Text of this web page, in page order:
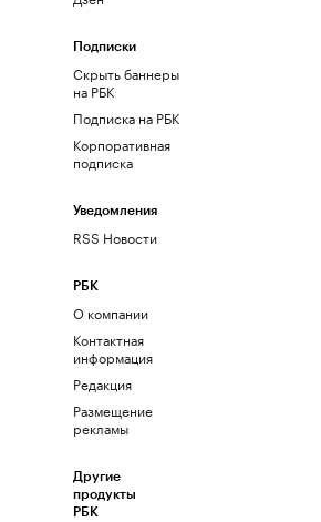
Подписки
Скрыть баннеры
на РБК
Подписка на РБК
Корпоративная
подписка
Уведомления
RSS Новости
РБК
О компании
Контактная
информация
Редакция
Размещение
рекламы
Другие
продукты
РБК